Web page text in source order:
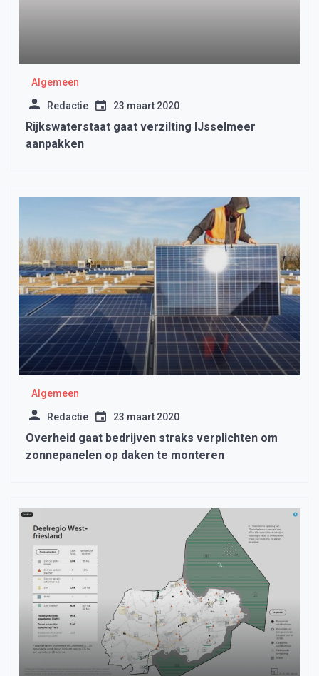
Algemeen
Redactie 23 maart 2020
Rijkswaterstaat gaat verzilting IJsselmeer
aanpakken
Algemeen
Redactie 23 maart 2020
Overheid gaat bedrijven straks verplichten om
zonnepanelen op daken te monteren